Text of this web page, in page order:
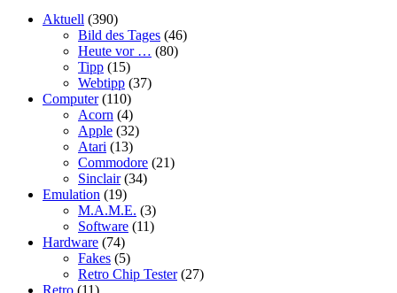
Aktuell (390)
Bild des Tages (46)
Heute vor … (80)
Tipp (15)
Webtipp (37)
Computer(110)
Acorn (4)
Apple (32)
Atari (13)
Commodore (21)
Sinclair(34)
Emulation (19)
M.A.M.E. (3)
Software (11)
Hardware (74)
Fakes (5)
Retro Chip Tester(27)